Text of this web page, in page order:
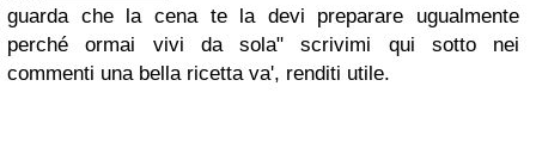
guarda che la cena te la devi preparare ugualmente
perché ormai vivi da sola" scrivimi qui sotto nei
commenti una bella ricetta va', renditi utile.